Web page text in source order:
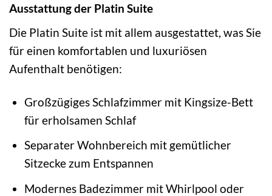
Ausstattung der Platin Suite
Die Platin Suite ist mit allem ausgestattet, was Sie
für einen komfortablen und luxuriösen
Aufenthalt benötigen:
Großzügiges Schlafzimmer mit Kingsize-Bett
für erholsamen Schlaf
Separater Wohnbereich mit gemütlicher
Sitzecke zum Entspannen
Modernes Badezimmer mit Whirlpool oder